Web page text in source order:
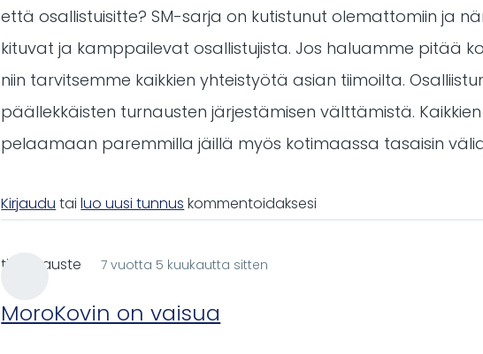
että osallistuisitte? SM-sarja on kutistunut olemattomiin ja
kituvat ja kamppailevat osallistujista. Jos haluamme pitää
niin tarvitsemme kaikkien yhteistyötä asian tiimoilta.
päällekkäisten turnausten järjestämisen välttämistä.
pelaamaan paremmilla jäillä myös kotimaassa tasaisin
Kirjaudu tailuo uusi tunnus kommentoidaksesi
timo kauste 7 vuotta 5 kuukautta sitten
MoroKovin on vaisua